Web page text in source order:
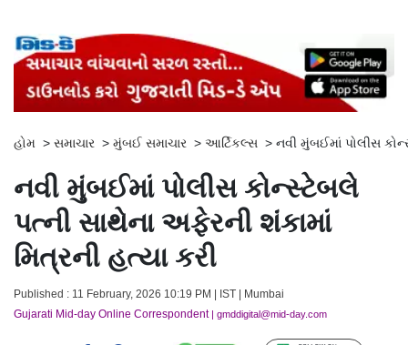
હોમ > સમાચાર > મુંબઈ સમાચાર > આર્ટિકલ્સ > નવી મુંબઈમાં પોલીસ
નવી મુંબઈમાં પોલીસ કોન્સ્ટેબલે
પત્ની સાથેના અફેરની શંકામાં
મિત્રની હત્યા કરી
Published : 11 February, 2026 10:19 PM | IST | Mumbai
Gujarati Mid-day Online Correspondent| gmddigital@mid-day.com